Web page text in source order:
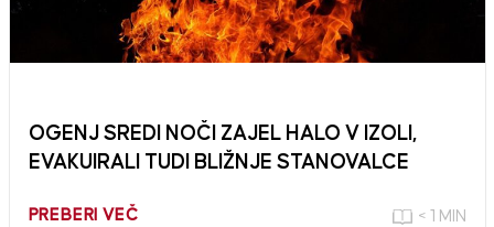
OGENJ SREDI NOČI ZAJEL HALO V IZOLI,
EVAKUIRALI TUDI BLIŽNJE STANOVALCE
PREBERI VEČ < 1 MIN